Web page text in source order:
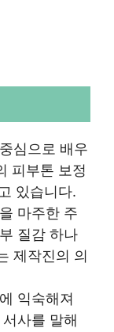
심으로 배우
피부톤 보정
있습니다.
마주한 주
질감 하나
제작진의 의
익숙해져
사를 말해